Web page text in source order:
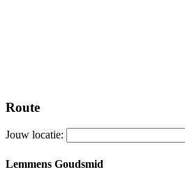
Route
Jouw locatie:
Lemmens Goudsmid